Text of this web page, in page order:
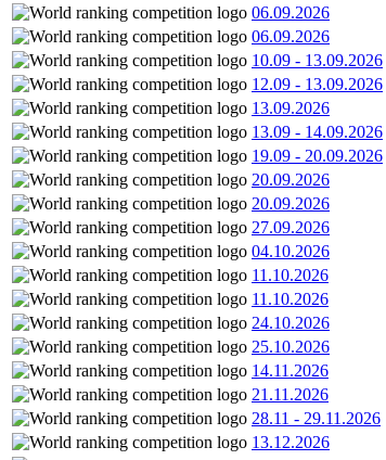
06.09.2026
06.09.2026
10.09 - 13.09.2026
12.09 - 13.09.2026
13.09.2026
13.09 - 14.09.2026
19.09 - 20.09.2026
20.09.2026
20.09.2026
27.09.2026
04.10.2026
11.10.2026
11.10.2026
24.10.2026
25.10.2026
14.11.2026
21.11.2026
28.11 - 29.11.2026
13.12.2026